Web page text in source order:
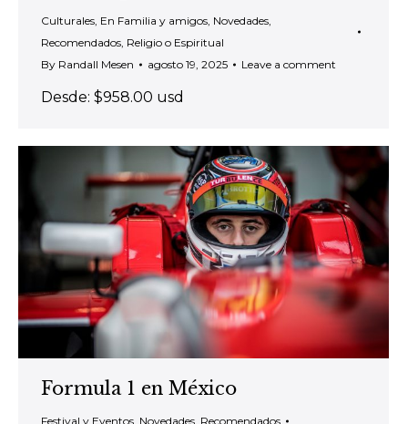
Culturales En Familia y amigos Novedades
Recomendados Religio o Espiritual
By Randall Mesen agosto 19, 2025 Leave a comment
Desde: $958.00 usd
Formula 1 en México
Festival y Eventos Novedades Recomendados